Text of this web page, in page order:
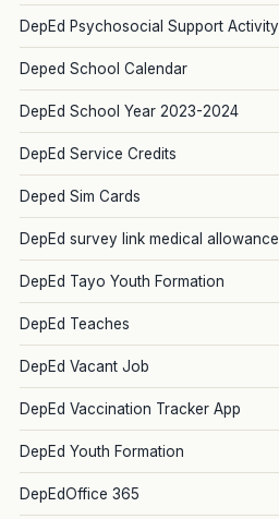
DepEd Psychosocial Support Activity
Deped School Calendar
DepEd School Year 2023-2024
DepEd Service Credits
Deped Sim Cards
DepEd survey link medical allowance
DepEd Tayo Youth Formation
DepEd Teaches
DepEd Vacant Job
DepEd Vaccination Tracker App
DepEd Youth Formation
DepEdOffice 365